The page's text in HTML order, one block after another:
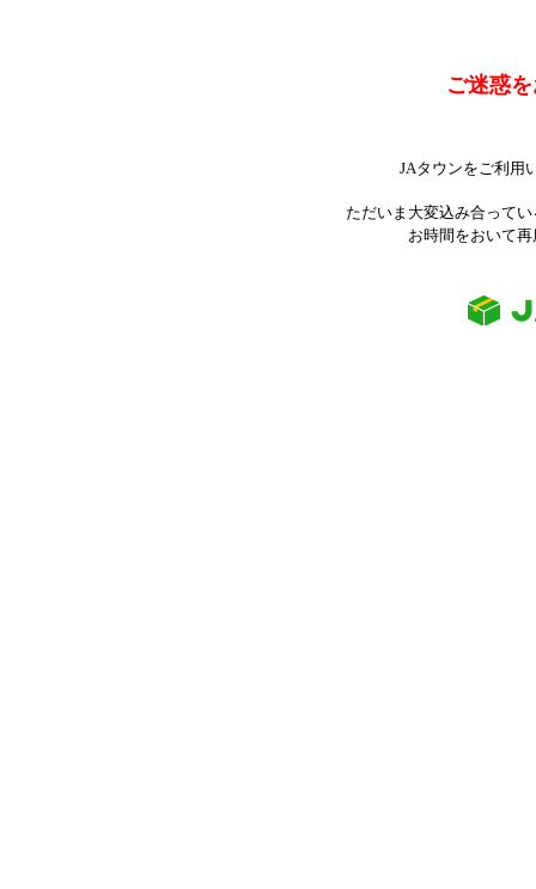
ご迷惑
JAタウンをご利用
ただいま大変込み合って
お時間をおいて